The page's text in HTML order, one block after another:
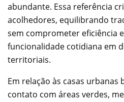
abundante. Essa referência
acolhedores, equilibrando
sem comprometer eficiência
funcionalidade cotidiana em
territoriais.
Em relação às casas
contato com áreas verdes,